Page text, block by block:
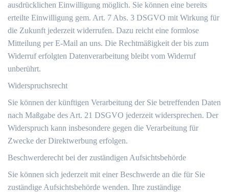
ausdrücklichen Einwilligung möglich. Sie können eine bereits
erteilte Einwilligung gem. Art. 7 Abs. 3 DSGVO mit Wirkung für
die Zukunft jederzeit widerrufen. Dazu reicht eine formlose
Mitteilung per E-Mail an uns. Die Rechtmäßigkeit der bis zum
Widerruf erfolgten Datenverarbeitung bleibt vom Widerruf
unberührt.
Widerspruchsrecht
Sie können der künftigen Verarbeitung der Sie betreffenden Daten
nach Maßgabe des Art. 21 DSGVO jederzeit widersprechen. Der
Widerspruch kann insbesondere gegen die Verarbeitung für
Zwecke der Direktwerbung erfolgen.
Beschwerderecht bei der zuständigen Aufsichtsbehörde
Sie können sich jederzeit mit einer Beschwerde an die für Sie
zuständige Aufsichtsbehörde wenden. Ihre zuständige